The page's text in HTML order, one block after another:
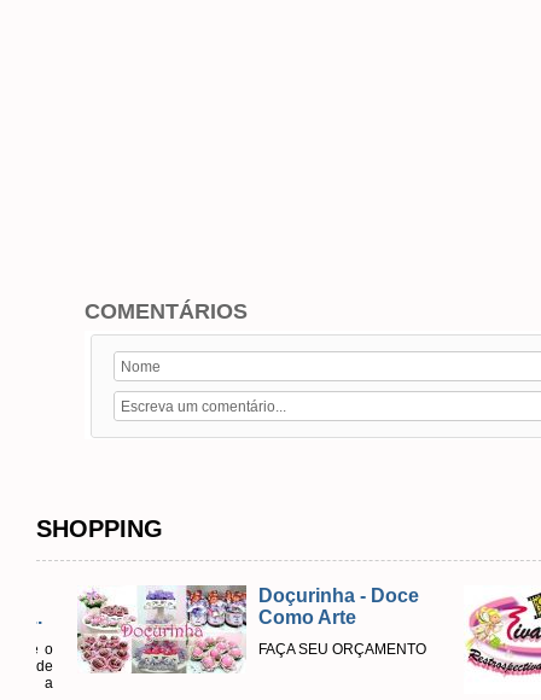
COMENTÁRIOS
SHOPPING
Doçurinha - Doce
Como Arte
FAÇA SEU ORÇAMENTO